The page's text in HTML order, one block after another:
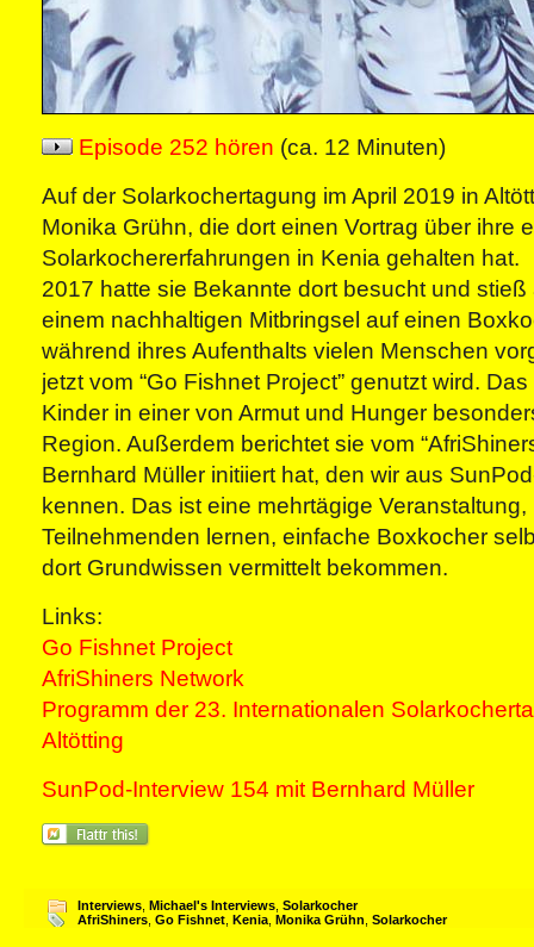
Episode 252 hören (ca. 12 Minuten)
Auf der Solarkochertagung im April 2019 in
Monika Grühn, die dort einen Vortrag über ihre
Solarkochererfahrungen in Kenia gehalten hat.
2017 hatte sie Bekannte dort besucht und
einem nachhaltigen Mitbringsel auf einen
während ihres Aufenthalts vielen Menschen
jetzt vom “Go Fishnet Project” genutzt wird.
Kinder in einer von Armut und Hunger
Region. Außerdem berichtet sie vom
Bernhard Müller initiiert hat, den wir aus
kennen. Das ist eine mehrtägige
Teilnehmenden lernen, einfache Boxkocher
dort Grundwissen vermittelt bekommen.
Links:
Go Fishnet Project
AfriShiners Network
Programm der 23. Internationalen
Altötting
SunPod-Interview 154 mit Bernhard Müller
Interviews Michael's Interviews Solarkocher
AfriShiners Go Fishnet Kenia Monika Grühn Solarkocher